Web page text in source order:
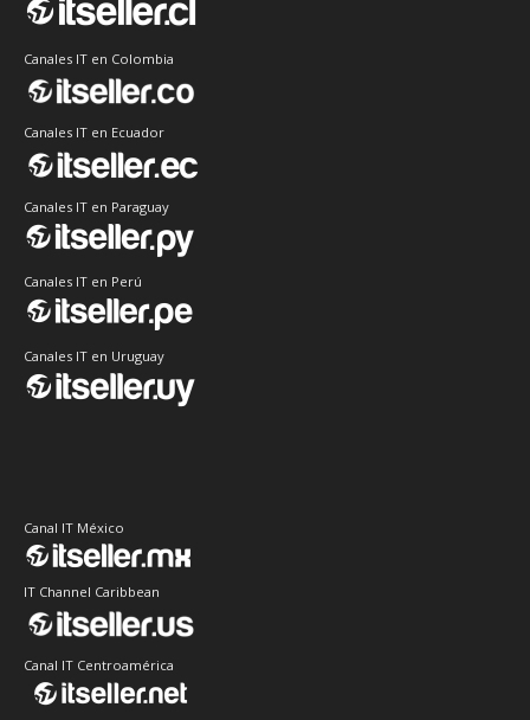
Canales IT en Colombia
Canales IT en Ecuador
Canales IT en Paraguay
Canales IT en Perú
Canales IT en Uruguay
Canal IT México
IT Channel Caribbean
Canal IT Centroamérica